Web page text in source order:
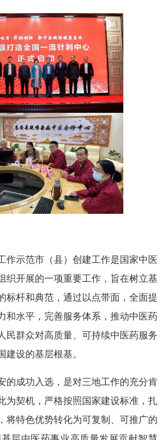
示范市（县）创建工作是国家中医
织开展的一项重要工作，旨在树立基
标杆和典范，通过以点带面，全面提
和水平，完善服务体系，推动中医药
民群众对高质量、可持续中医药服务
建设的基层根基。
成功入选，是对三地工作的充分肯
为契机，严格按照国家建设标准，扎
将特色优势转化为可复制、可推广的